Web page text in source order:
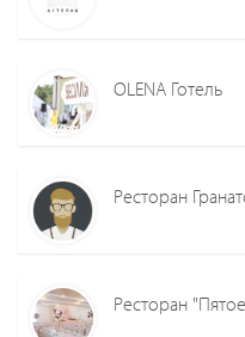
OLENA Готель
Ресторан
Ресторан